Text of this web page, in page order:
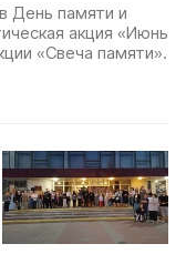
День памяти и
акция «Июнь
«Свеча памяти».